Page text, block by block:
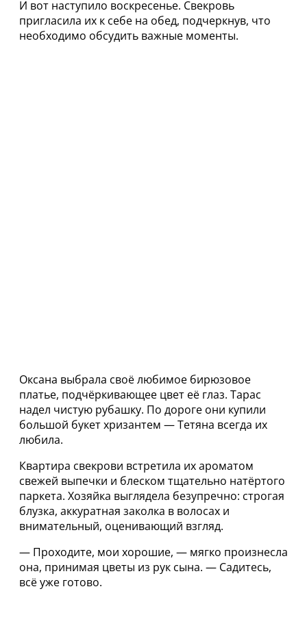
И вот наступило воскресенье. Свекровь
пригласила их к себе на обед, подчеркнув, что
необходимо обсудить важные моменты.
Оксана выбрала своё любимое бирюзовое
платье, подчёркивающее цвет её глаз. Тарас
надел чистую рубашку. По дороге они купили
большой букет хризантем — Тетяна всегда их
любила.
Квартира свекрови встретила их ароматом
свежей выпечки и блеском тщательно натёртого
паркета. Хозяйка выглядела безупречно: строгая
блузка, аккуратная заколка в волосах и
внимательный, оценивающий взгляд.
— Проходите, мои хорошие, — мягко произнесла
она, принимая цветы из рук сына. — Садитесь,
всё уже готово.